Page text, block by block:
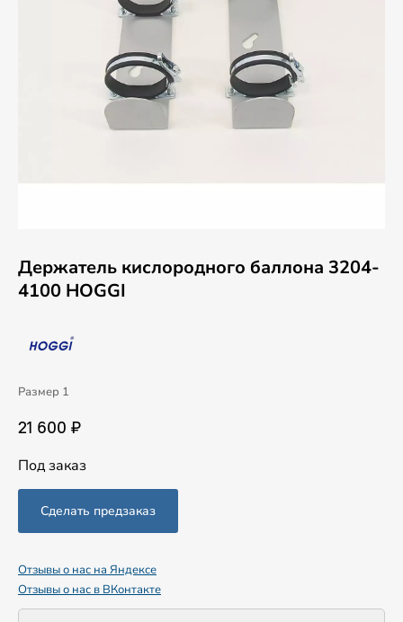
Держатель кислородного баллона 3204-
4100 HOGGI
Размер 1
21 600 ₽
Под заказ
Отзывы о нас на Яндексе
Отзывы о нас в ВКонтакте